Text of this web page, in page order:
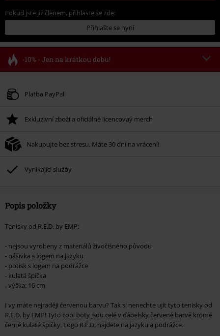
Pokud jste již členem, přihlaste se zde:
Přihlašte se nyní
-10% - Jen na krátkou dobu!
Platné do 8/11/26
Po zadání kódu v košíku, se sleva uplatní automaticky.
Nelze kombinovat s jinými akciovými kódy. Sleva se nevztahuje na: knihy,
média, vstupenky, Rammstein, (Till) Lindemann, Böhse Onkelz, Broilers, Die
podpoříte nadaci.
Platba PayPal
Exkluzivní zboží a oficiálně licencovaý merch
Nakupujte bez stresu. Máte 30 dní na vrácení!
Vynikající služby
Popis položky
Tenisky od R.E.D. by EMP:
- nejsou vyrobeny z materiálů živočišného původu
- nášivka s logem na jazyku
- potisk s logem na podrážce
- kulatá špička
- výška: 16 cm
I vy máte nejraději červenou barvu? Tak si nenechte ujít tyto tenisky od
R.E.D. by EMP! Tyto cool boty jsou celé v ďábelsky červené barvě kromě
černé kulaté špičky. Logo R.E.D, najdete na jazyku a podrážce.